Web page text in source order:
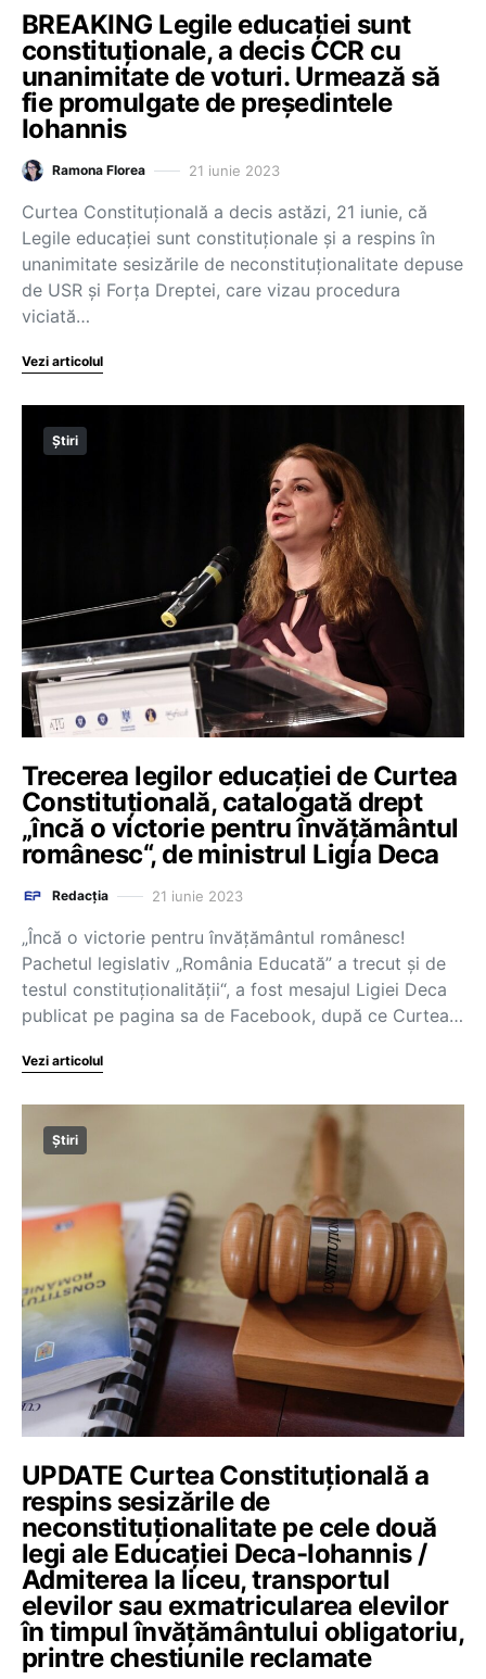
BREAKING Legile educației sunt
constituționale, a decis CCR cu
unanimitate de voturi. Urmează să
fie promulgate de președintele
Iohannis
Ramona Florea 21 iunie 2023
Curtea Constituțională a decis astăzi, 21 iunie, că
Legile educației sunt constituționale și a respins în
unanimitate sesizările de neconstituţionalitate depuse
de USR şi Forţa Dreptei, care vizau procedura
viciată…
Vezi articolul
Știri
Trecerea legilor educației de Curtea
Constituțională, catalogată drept
„încă o victorie pentru învățământul
românesc“, de ministrul Ligia Deca
Redacția 21 iunie 2023
„Încă o victorie pentru învățământul românesc!
Pachetul legislativ „România Educată” a trecut și de
testul constituționalității“, a fost mesajul Ligiei Deca
publicat pe pagina sa de Facebook, după ce Curtea…
Vezi articolul
Știri
UPDATE Curtea Constituțională a
respins sesizările de
neconstituționalitate pe cele două
legi ale Educației Deca-Iohannis /
Admiterea la liceu, transportul
elevilor sau exmatricularea elevilor
în timpul învățământului obligatoriu,
printre chestiunile reclamate